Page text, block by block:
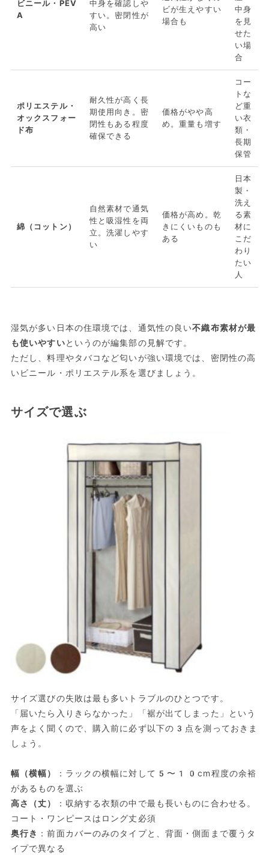
ビニール・PEV
A
中身を確認しや
すい。密閉性が
高い
ビが生えやすい
場合も
中身
を見
せた
い場
合
ポリエステル・
オックスフォー
ド布
耐久性が高く長
期使用向き。密
閉性もある程度
確保できる
価格がやや高
め。重量も増す
コー
トな
ど重
い衣
類・
長期
保管
綿（コットン）
自然素材で通気
性と吸湿性を両
立。洗濯しやす
い
価格が高め。乾
きにくいものも
ある
日本
製・
洗え
る素
材に
こだ
わり
たい
人
湿気が多い日本の住環境では、通気性の良い不織布素材が最
も使いやすいというのが編集部の見解です。
ただし、料理やタバコなど匂いが強い環境では、密閉性の高
いビニール・ポリエステル系を選びましょう。
サイズで選ぶ
サイズ選びの失敗は最も多いトラブルのひとつです。
「届いたら入りきらなかった」「裾が出てしまった」という
声をよく聞くので、購入前に必ず以下の3点を測っておきま
しょう。
幅（横幅）
：ラックの横幅に対して5〜10cm程度の余裕
があるものを選ぶ
高さ（丈）
：収納する衣類の中で最も長いものに合わせる。
コート・ワンピースはロング丈必須
奥行き ：前面カバーのみのタイプと、背面・側面まで覆うタ
イプで異なる